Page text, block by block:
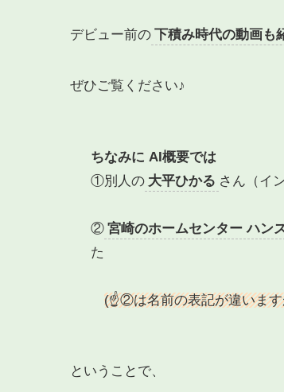
デビュー前の 下積み時代の動画も
ぜひご覧ください♪
ちなみに AI概要では
①別人の 大平ひかる さん（イ
② 宮崎のホームセンター ハン
た
(☝②は名前の表記が違います
ということで、